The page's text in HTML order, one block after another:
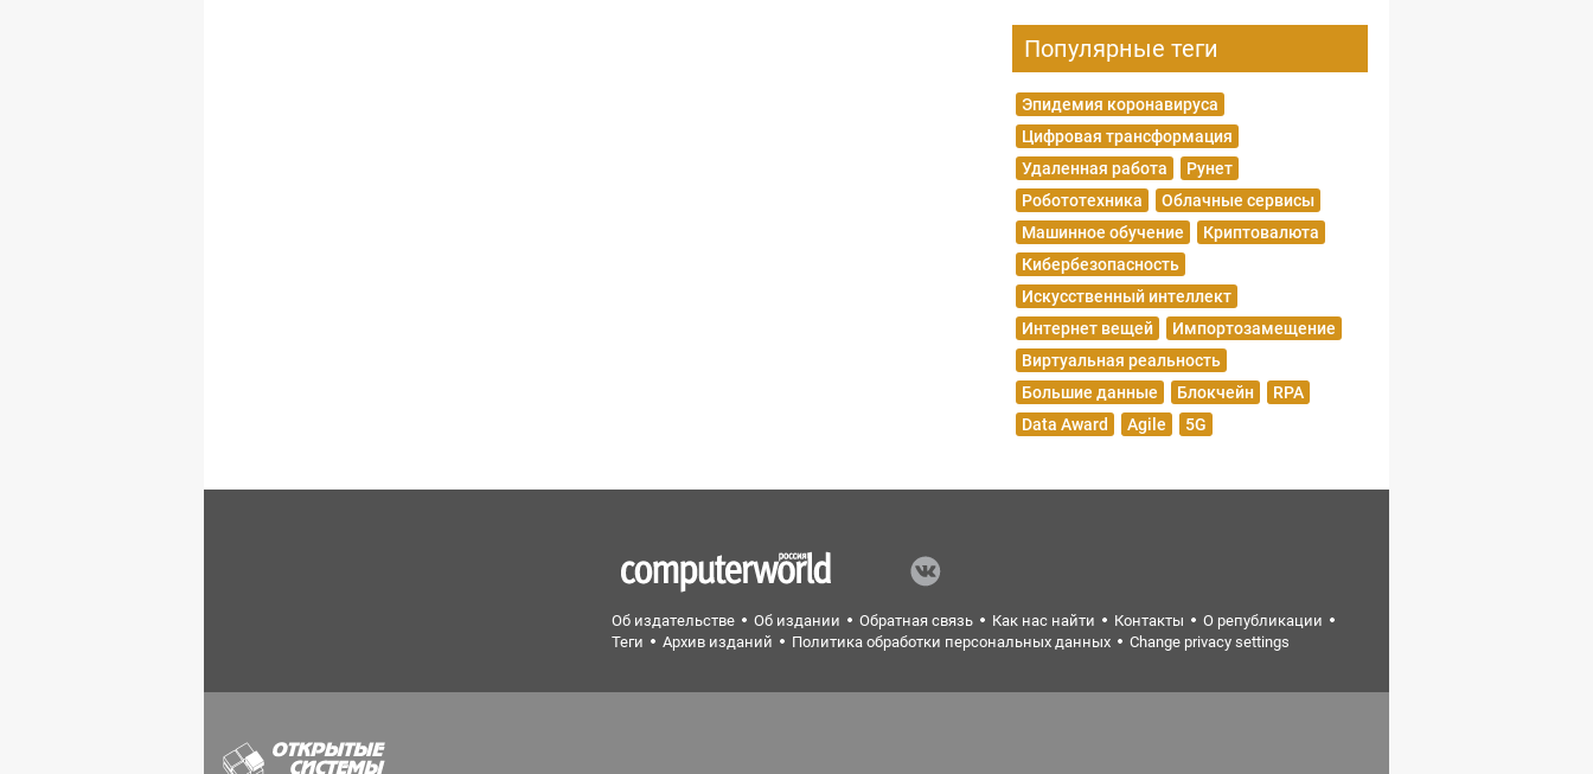
Популярные теги
Эпидемия коронавируса
Цифровая трансформация
Удаленная работа
Рунет
Робототехника
Облачные сервисы
Машинное обучение
Криптовалюта
Кибербезопасность
Искусственный интеллект
Интернет вещей
Импортозамещение
Виртуальная реальность
Большие данные
Блокчейн
RPA
Data Award
Agile 5G
Об издательстве Об издании Обратная связь Как нас найти Контакты
О републикации
Теги
Архив изданий Политика обработки персональных данных Change privacy settings